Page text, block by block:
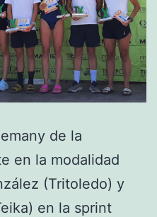
de la
en la modalidad
(Tritoledo) y
en la sprint